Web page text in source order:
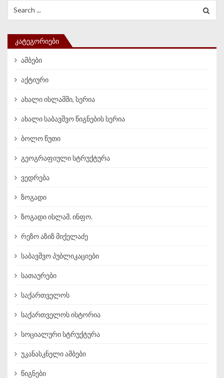
ᲙᲐᲢᲔᲒᲝᲠᲘᲔᲑᲘ
ამბები
აქტიური
ახალი ისლამში, სერია
ახალი საბავშვო წიგნების სერია
ბოლო წუთი
გეოგრაფიული სტრუქტურა
ვედრება
ზოგადი
ზოგადი ისლამ. ინფო.
რეზო აზიზ მიქელაძე
საბავშვო პუბლიკაციები
სათაურები
საქართველოს
საქართველოს ისტორია
სოციალური სტრუქტურა
უკანასკნელი ამბები
წიგნები